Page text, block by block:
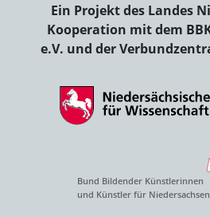
Ein Projekt des Landes
Kooperation mit dem
e.V. und der
Bund Bildender Künstlerinnen
und Künstler für Niedersachsen